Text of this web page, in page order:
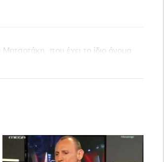
που έχει το ίδιο όνομα